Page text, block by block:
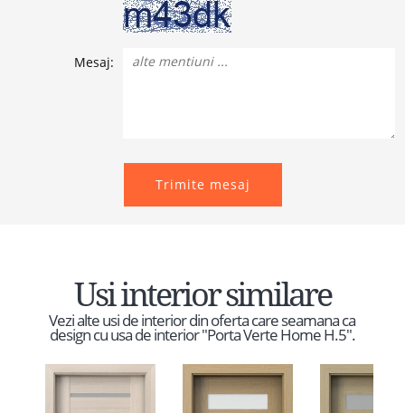
Mesaj:
Trimite mesaj
Usi interior similare
Vezi alte usi de interior din oferta care seamana ca
design cu usa de interior "Porta Verte Home H.5".